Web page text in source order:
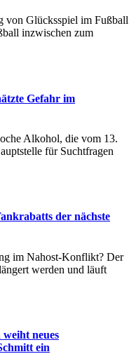
von Glücksspiel im Fußball
inzwischen zum
Gefahr im
Alkohol, die vom 13.
für Suchtfragen
der nächste
im Nahost-Konflikt? Der
werden und läuft
neues
ein